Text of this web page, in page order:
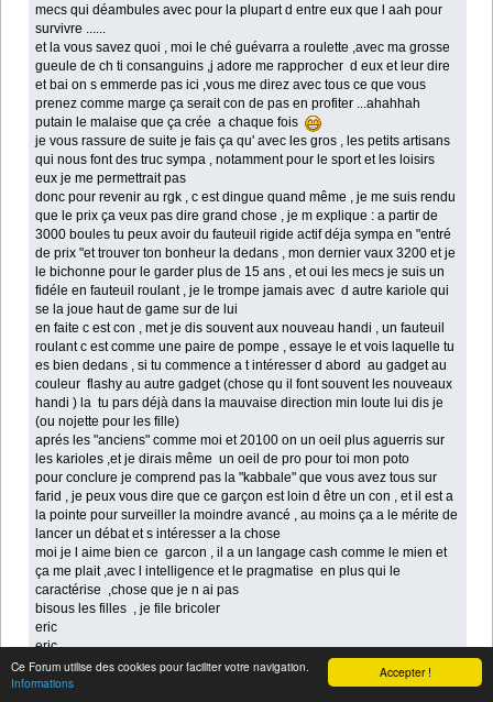
Accepter !
Ce Forum utilise des cookies pour faciliter votre navigation.
Informations
mecs qui déambules avec pour la plupart d entre eux que l aah pour
survivre ......
et la vous savez quoi , moi le ché guévarra a roulette ,avec ma grosse
gueule de ch ti consanguins ,j adore me rapprocher d eux et leur dire
et bai on s emmerde pas ici ,vous me direz avec tous ce que vous
prenez comme marge ça serait con de pas en profiter ...ahahhah
putain le malaise que ça crée a chaque fois
je vous rassure de suite je fais ça qu' avec les gros , les petits artisans
qui nous font des truc sympa , notamment pour le sport et les loisirs
eux je me permettrait pas
donc pour revenir au rgk , c est dingue quand même , je me suis rendu
que le prix ça veux pas dire grand chose , je m explique : a partir de
3000 boules tu peux avoir du fauteuil rigide actif déja sympa en "entré
de prix "et trouver ton bonheur la dedans , mon dernier vaux 3200 et je
le bichonne pour le garder plus de 15 ans , et oui les mecs je suis un
fidéle en fauteuil roulant , je le trompe jamais avec d autre kariole qui
se la joue haut de game sur de lui
en faite c est con , met je dis souvent aux nouveau handi , un fauteuil
roulant c est comme une paire de pompe , essaye le et vois laquelle tu
es bien dedans , si tu commence a t intéresser d abord au gadget au
couleur flashy au autre gadget (chose qu il font souvent les nouveaux
handi ) la tu pars déjà dans la mauvaise direction min loute lui dis je
(ou nojette pour les fille)
aprés les "anciens" comme moi et 20100 on un oeil plus aguerris sur
les karioles ,et je dirais même un oeil de pro pour toi mon poto
pour conclure je comprend pas la "kabbale" que vous avez tous sur
farid , je peux vous dire que ce garçon est loin d être un con , et il est a
la pointe pour surveiller la moindre avancé , au moins ça a le mérite de
lancer un débat et s intéresser a la chose
moi je l aime bien ce garcon , il a un langage cash comme le mien et
ça me plait ,avec l intelligence et le pragmatise en plus qui le
caractérise ,chose que je n ai pas
bisous les filles , je file bricoler
eric
eric
IP archivée